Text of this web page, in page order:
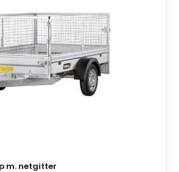
m. netgitter